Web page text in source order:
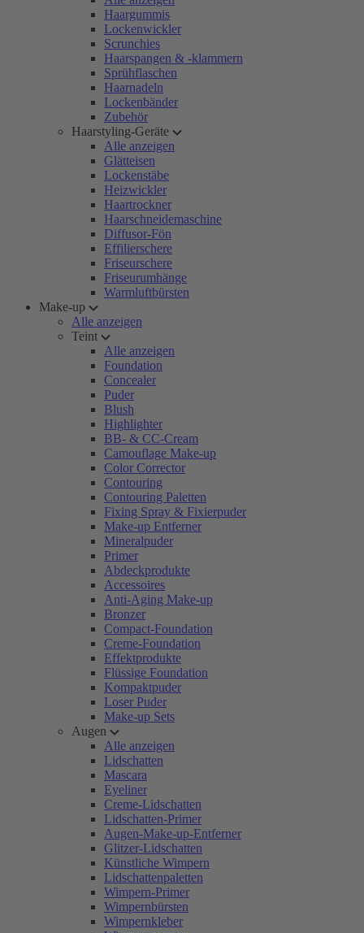
Haargummis
Lockenwickler
Scrunchies
Haarspangen & -klammern
Sprühflaschen
Haarnadeln
Lockenbänder
Zubehör
Haarstyling-Geräte
Alle anzeigen
Glätteisen
Lockenstäbe
Heizwickler
Haartrockner
Haarschneidemaschine
Diffusor-Fön
Effilierschere
Friseurschere
Friseurumhänge
Warmluftbürsten
Make-up
Alle anzeigen
Teint
Alle anzeigen
Foundation
Concealer
Puder
Blush
Highlighter
BB- & CC-Cream
Camouflage Make-up
Color Corrector
Contouring
Contouring Paletten
Fixing Spray & Fixierpuder
Make-up Entferner
Mineralpuder
Primer
Abdeckprodukte
Accessoires
Anti-Aging Make-up
Bronzer
Compact-Foundation
Creme-Foundation
Effektprodukte
Flüssige Foundation
Kompaktpuder
Loser Puder
Make-up Sets
Augen
Alle anzeigen
Lidschatten
Mascara
Eyeliner
Creme-Lidschatten
Lidschatten-Primer
Augen-Make-up-Entferner
Glitzer-Lidschatten
Künstliche Wimpern
Lidschattenpaletten
Wimpern-Primer
Wimpernbürsten
Wimpernkleber